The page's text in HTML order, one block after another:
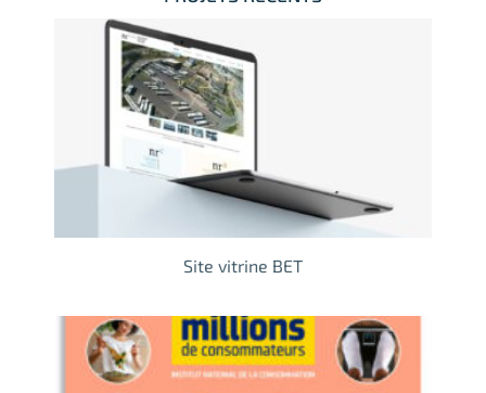
Site vitrine BET